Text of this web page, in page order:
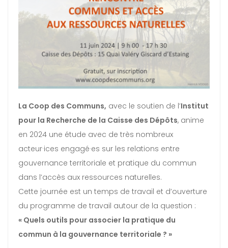
La Coop des Communs, avec le soutien de l’Institut
pour la Recherche de la Caisse des Dépôts, anime
en 2024 une étude avec de très nombreux
acteur·ices engagé·es sur les relations entre
gouvernance territoriale et pratique du commun
dans l’accès aux ressources naturelles.
Cette journée est un temps de travail et d’ouverture
du programme de travail autour de la question :
« Quels outils pour associer la pratique du
commun à la gouvernance territoriale ? »